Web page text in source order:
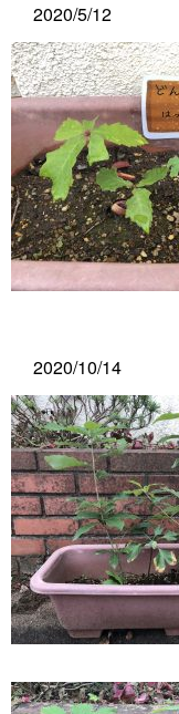
2020/5/12
2020/10/14